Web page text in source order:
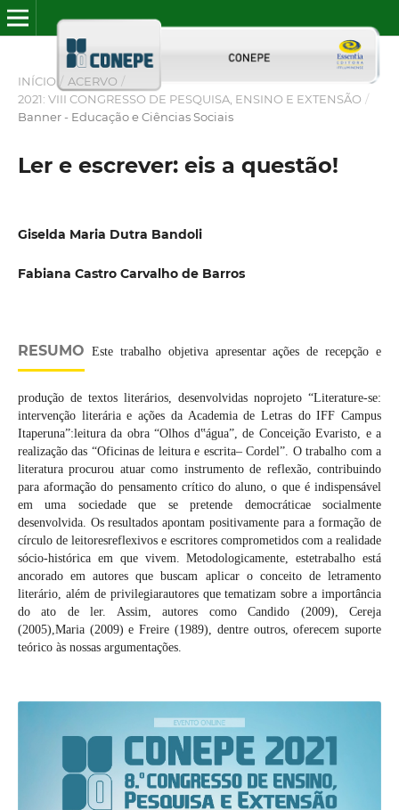
INÍCIO / ACERVO /
2021: VIII CONGRESSO DE PESQUISA, ENSINO E EXTENSÃO /
Banner - Educação e Ciências Sociais
Ler e escrever: eis a questão!
Giselda Maria Dutra Bandoli
Fabiana Castro Carvalho de Barros
RESUMO Este trabalho objetiva apresentar ações de recepção e
produção de textos literários, desenvolvidas noprojeto “Literature-se:
intervenção literária e ações da Academia de Letras do IFF Campus
Itaperuna”:leitura da obra “Olhos d‟água”, de Conceição Evaristo, e a
realização das “Oficinas de leitura e escrita– Cordel”. O trabalho com a
literatura procurou atuar como instrumento de reflexão, contribuindo
para aformação do pensamento crítico do aluno, o que é indispensável
em uma sociedade que se pretende democráticae socialmente
desenvolvida. Os resultados apontam positivamente para a formação de
círculo de leitoresreflexivos e escritores comprometidos com a realidade
sócio-histórica em que vivem. Metodologicamente, estetrabalho está
ancorado em autores que buscam aplicar o conceito de letramento
literário, além de privilegiarautores que tematizam sobre a importância
do ato de ler. Assim, autores como Candido (2009), Cereja
(2005),Maria (2009) e Freire (1989), dentre outros, oferecem suporte
teórico às nossas argumentações.